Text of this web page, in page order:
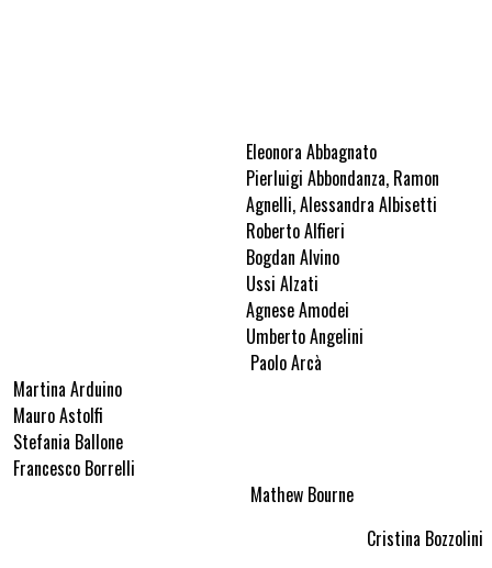
Eleonora Abbagnato
Pierluigi Abbondanza, Ramon
Agnelli, Alessandra Albisetti
Roberto Alfieri
Bogdan Alvino
Ussi Alzati
Agnese Amodei
Umberto Angelini
Paolo Arcà
Martina Arduino
Mauro Astolfi
Stefania Ballone
Francesco Borrelli
Mathew Bourne
Cristina Bozzolini